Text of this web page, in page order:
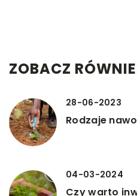
ZOBACZ
28-06-2023
Rodzaje
04-03-2024
Czy warto